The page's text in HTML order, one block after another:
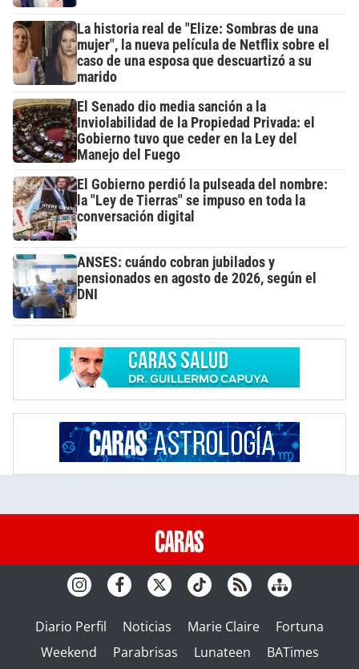
La historia real de "Elize: Sombras de una
mujer", la nueva película de Netflix sobre el
caso de una esposa que descuartizó a su
marido
El Senado dio media sanción a la
Inviolabilidad de la Propiedad Privada: el
Gobierno tuvo que ceder en la Ley del
Manejo del Fuego
El Gobierno perdió la pulseada del nombre:
la "Ley de Tierras" se impuso en toda la
conversación digital
ANSES: cuándo cobran jubilados y
pensionados en agosto de 2026, según el
DNI
Diario Perfil Noticias Marie Claire
Fortuna
Weekend
Parabrisas Lunateen BATimes